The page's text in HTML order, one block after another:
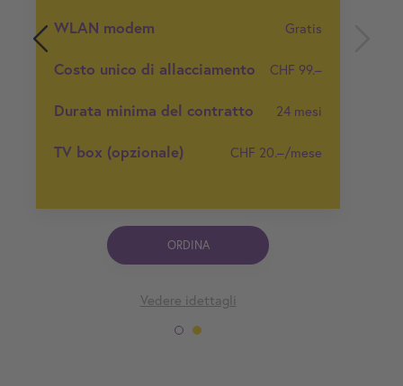
WLAN modem Gratis
Costo unico di allacciamento CHF 99.–
Durata minima del contratto 24 mesi
TV box (opzionale) CHF 20.–/mese
ORDINA
Vedere idettagli